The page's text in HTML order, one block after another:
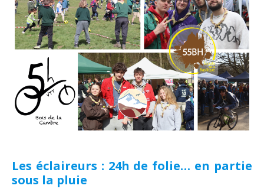
Les éclaireurs : 24h de folie… en partie
sous la pluie